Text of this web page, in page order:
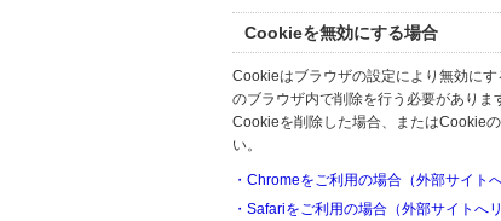
Cookieを無効にする場合
Cookieはブラウザの設定により無効に
のブラウザ内で削除を行う必要がありま
Cookieを削除した場合、またはCookie
い。
・Chromeをご利用の場合（外部サイトへ
・Safariをご利用の場合（外部サイトへリ